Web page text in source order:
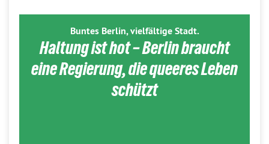
Buntes Berlin, vielfältige Stadt.
Haltung ist hot – Berlin braucht
eine Regierung, die queeres Leben
schützt